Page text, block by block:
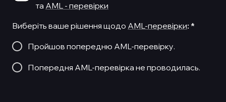
та AML - перевірки
Виберіть ваше рішення щодо AML-перевірки: *
Пройшов попередню AML-перевірку.
Попередня AML-перевірка не проводилась.